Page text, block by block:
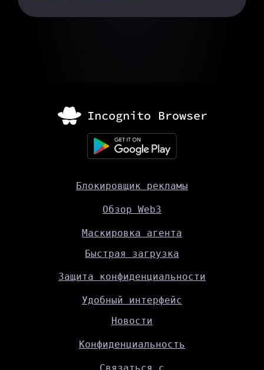
Блокировщик рекламы
Обзор Web3
Маскировка агента
Быстрая загрузка
Защита конфиденциальности
Удобный интерфейс
Новости
Конфиденциальность
Связаться с